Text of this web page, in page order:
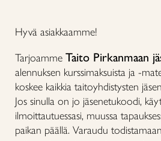
Hyvä asiakkaamme!
Tarjoamme Taito Pirkanmaan
alennuksen kurssimaksuista ja -
koskee kaikkia taitoyhdistysten
Jos sinulla on jo jäsenetukoodi,
ilmoittautuessasi, muussa
paikan päällä. Varaudu